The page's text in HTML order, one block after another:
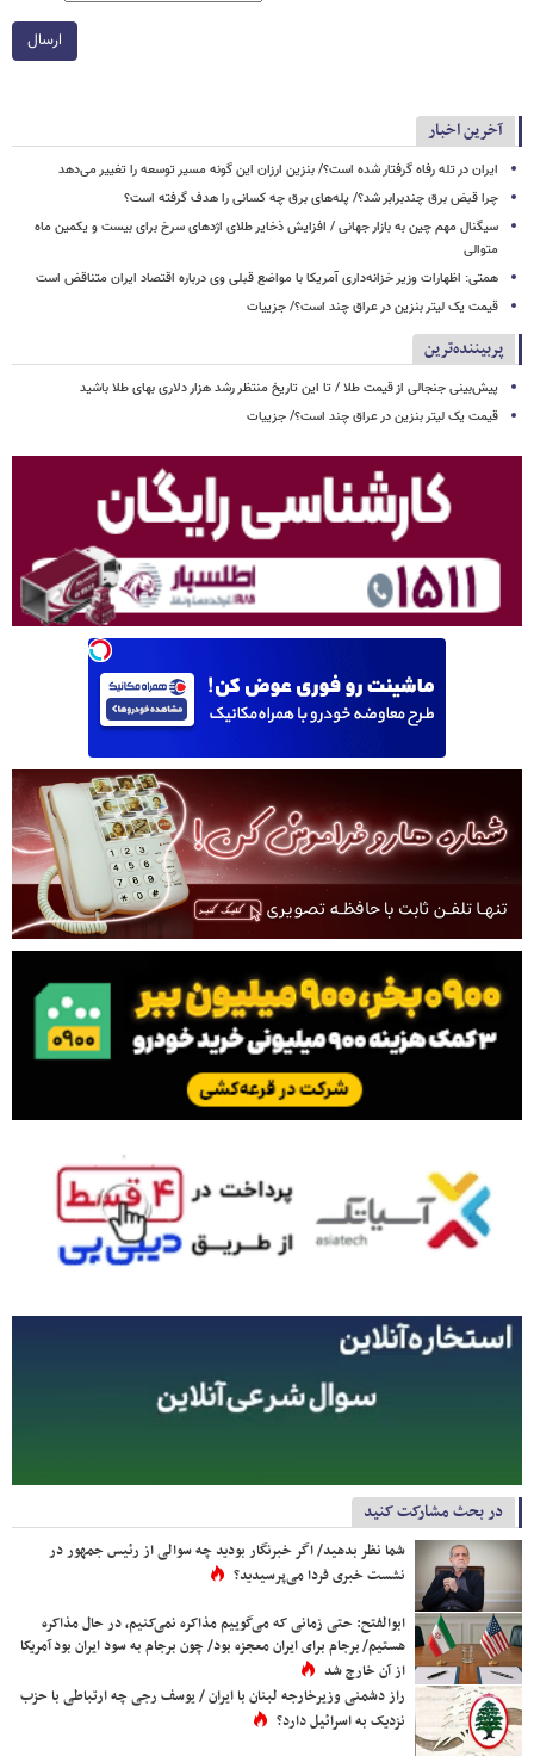
ارسال
آخرین اخبار
ایران در تله رفاه گرفتار شده است؟/ بنزین ارزان این گونه مسیر توسعه را تغییر می‌دهد
چرا قبض برق چندبرابر شد؟/ پله‌های برق چه کسانی را هدف گرفته است؟
سیگنال‌ مهم چین به بازار جهانی / افزایش ذخایر طلای اژدهای سرخ برای بیست و یکمین ماه
متوالی
همتی: اظهارات وزیر خزانه‌داری آمریکا با مواضع قبلی وی درباره اقتصاد ایران متناقض است
قیمت یک لیتر بنزین در عراق چند است؟/ جزییات
پربیننده‌ترین
پیش‌بینی جنجالی از قیمت طلا / تا این تاریخ منتظر رشد هزار دلاری بهای طلا باشید
قیمت یک لیتر بنزین در عراق چند است؟/ جزییات
در بحث مشارکت کنید
شما نظر بدهید/ اگر خبرنگار بودید چه سوالی از رئیس جمهور در
نشست خبری فردا می‌پرسیدید؟
ابوالفتح: حتی زمانی که می‌گوییم مذاکره نمی‌کنیم، در حال مذاکره
هستیم/ برجام برای ایران معجزه بود/ چون برجام به سود ایران بود آمریکا
از آن خارج شد
راز دشمنی وزیرخارجه لبنان با ایران / یوسف رجی چه ارتباطی با حزب
نزدیک به اسرائیل دارد؟